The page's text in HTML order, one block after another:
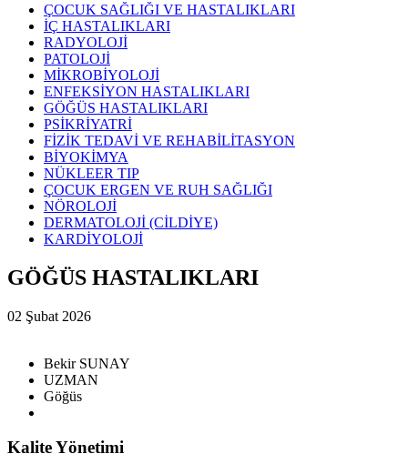
ÇOCUK SAĞLIĞI VE HASTALIKLARI
İÇ HASTALIKLARI
RADYOLOJİ
PATOLOJİ
MİKROBİYOLOJİ
ENFEKSİYON HASTALIKLARI
GÖĞÜS HASTALIKLARI
PSİKRİYATRİ
FİZİK TEDAVİ VE REHABİLİTASYON
BİYOKİMYA
NÜKLEER TIP
ÇOCUK ERGEN VE RUH SAĞLIĞI
NÖROLOJİ
DERMATOLOJİ (CİLDİYE)
KARDİYOLOJİ
GÖĞÜS HASTALIKLARI
02 Şubat 2026
Bekir SUNAY
UZMAN
Göğüs
Kalite Yönetimi